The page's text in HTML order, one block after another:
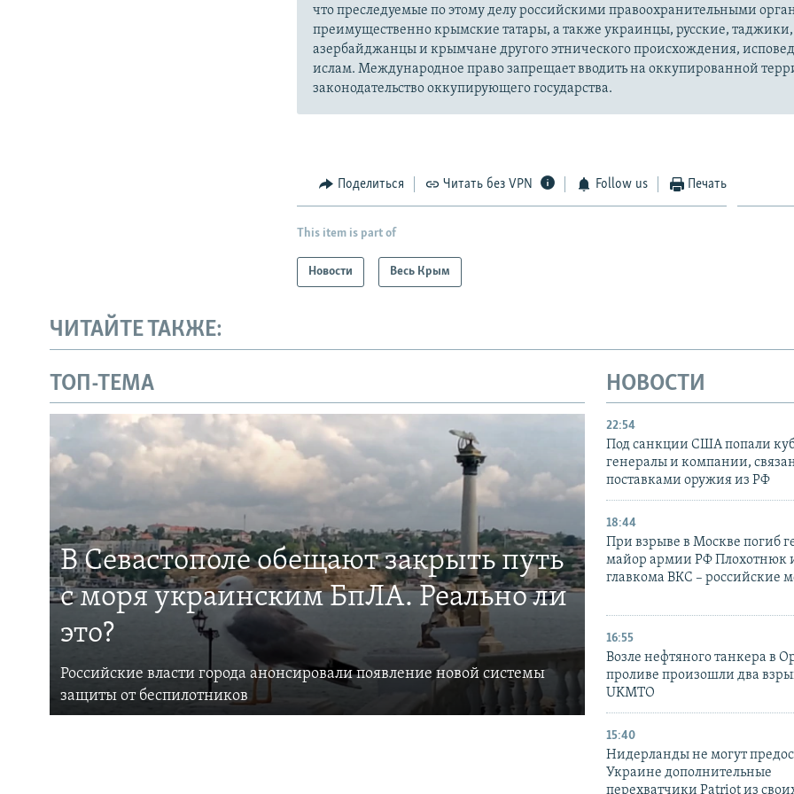
что преследуемые по этому делу российскими правоохранительными
преимущественно крымские татары, а также украинцы, русские, таджики,
азербайджанцы и крымчане другого этнического происхождения,
ислам. Международное право запрещает вводить на оккупированной
законодательство оккупирующего государства.
Поделиться Читать без VPN Follow us Печать
This item is part of
Новости Весь Крым
ЧИТАЙТЕ ТАКЖЕ:
ТОП-ТЕМА
В Севастополе обещают закрыть путь
с моря украинским БпЛА. Реально ли
это?
Российские власти города анонсировали появление новой системы
защиты от беспилотников
НОВОСТИ
22:54
Под санкции США попали
генералы и компании,
поставками оружия из РФ
18:44
При взрыве в Москве погиб
майор армии РФ Плохотнюк
главкома ВКС – российские
16:55
Возле нефтяного танкера в
проливе произошли два
UKMTO
15:40
Нидерланды не могут
Украине дополнительные
перехватчики Patriot из